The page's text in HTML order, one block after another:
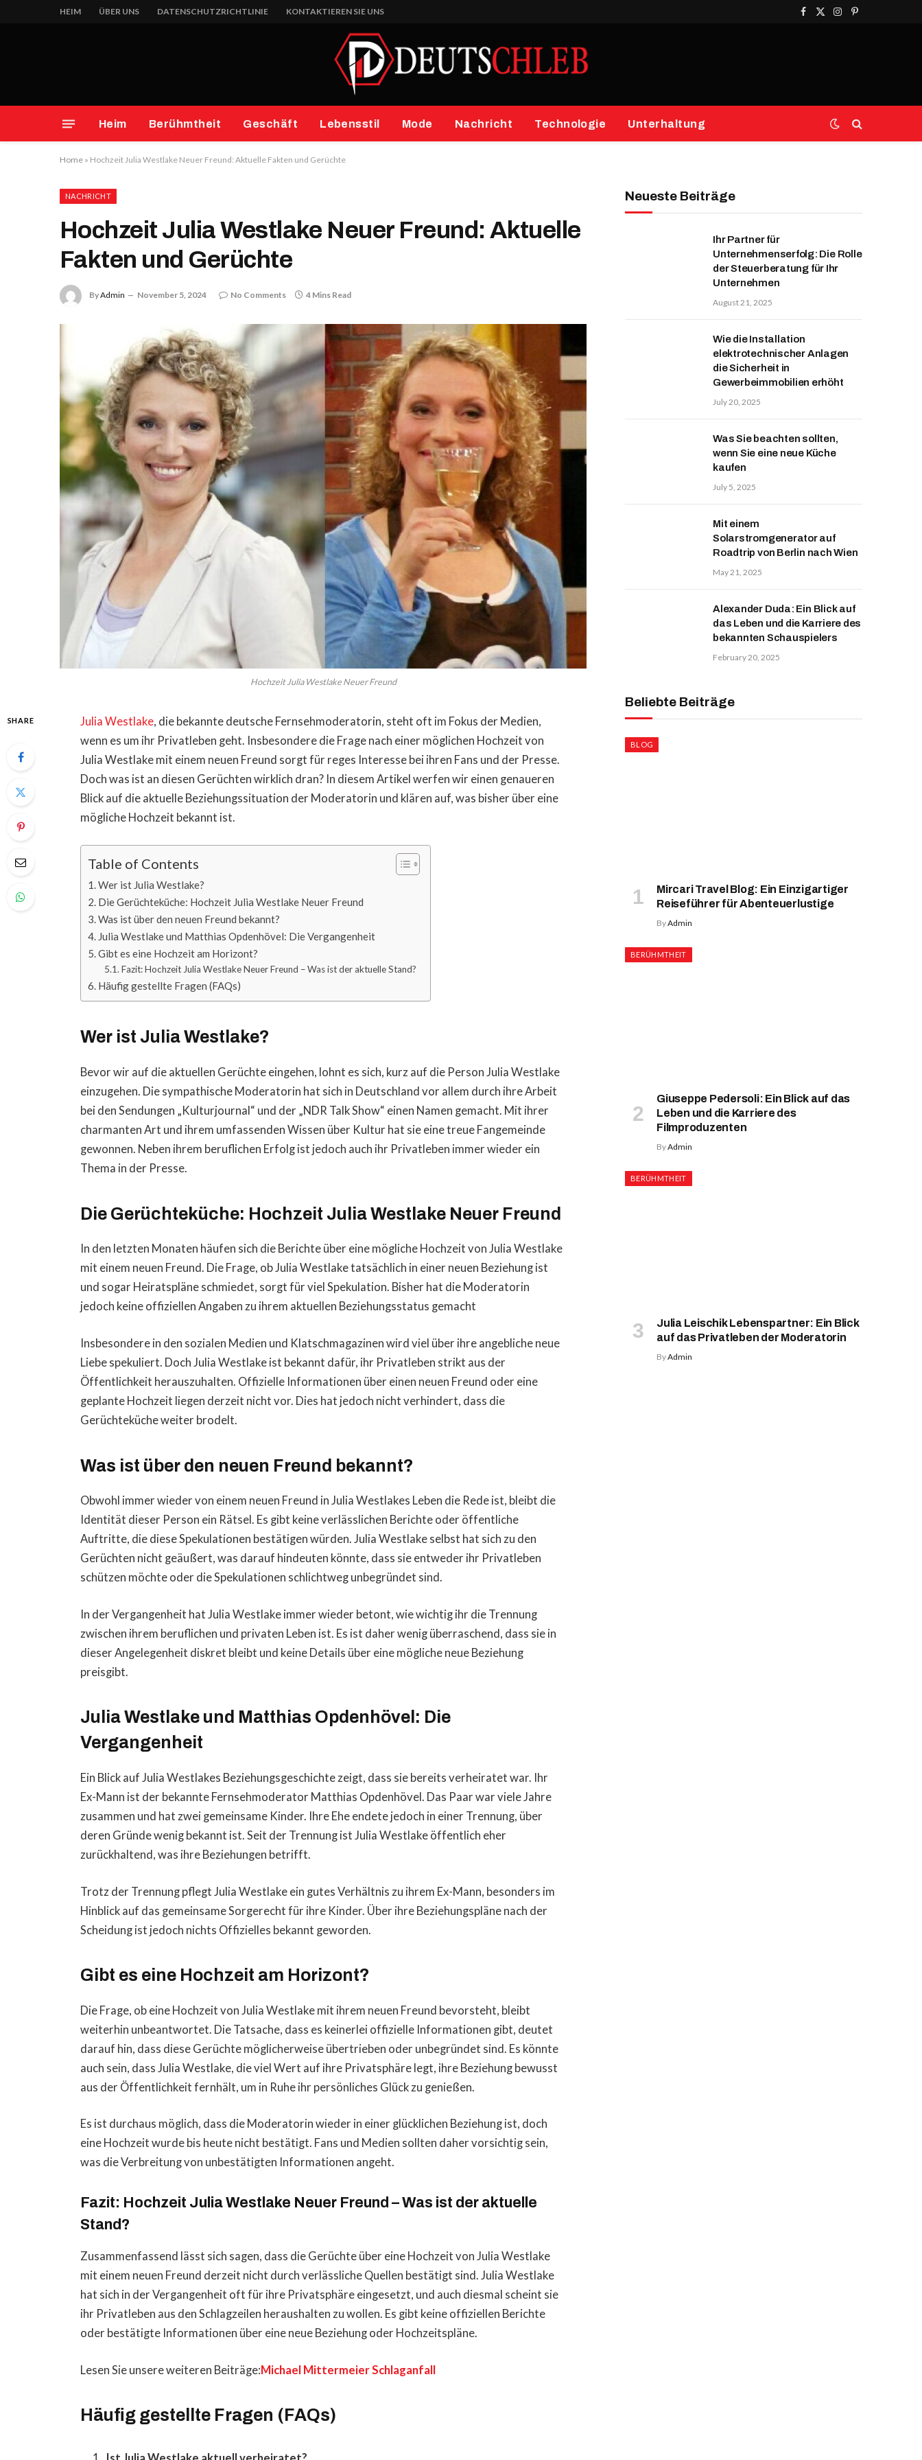
HEIM ÜBER UNS DATENSCHUTZRICHTLINIE KONTAKTIEREN SIE UNS
Facebook
X
Instagram
Pinterest
Heim Berühmtheit Geschäft Lebensstil Mode Nachricht Technologie Unterhaltung
Home » Hochzeit Julia Westlake Neuer Freund: Aktuelle Fakten und Gerüchte
NACHRICHT
Hochzeit Julia Westlake Neuer Freund: Aktuelle
Fakten und Gerüchte
ByAdmin November 5, 2024 No Comments 4 Mins Read
Hochzeit Julia Westlake Neuer Freund
SHARE Julia Westlake, die bekannte deutsche Fernsehmoderatorin, steht oft im Fokus der Medien,
wenn es um ihr Privatleben geht. Insbesondere die Frage nach einer möglichen Hochzeit von
Julia Westlake mit einem neuen Freund sorgt für reges Interesse bei ihren Fans und der Presse.
Doch was ist an diesen Gerüchten wirklich dran? In diesem Artikel werfen wir einen genaueren
Blick auf die aktuelle Beziehungssituation der Moderatorin und klären auf, was bisher über eine
mögliche Hochzeit bekannt ist.
Table of Contents
Wer ist Julia Westlake?
Die Gerüchteküche: Hochzeit Julia Westlake Neuer Freund
Was ist über den neuen Freund bekannt?
Julia Westlake und Matthias Opdenhövel: Die Vergangenheit
Gibt es eine Hochzeit am Horizont?
Fazit: Hochzeit Julia Westlake Neuer Freund – Was ist der aktuelle Stand?
Häufig gestellte Fragen (FAQs)
Wer ist Julia Westlake?
Bevor wir auf die aktuellen Gerüchte eingehen, lohnt es sich, kurz auf die Person Julia Westlake
einzugehen. Die sympathische Moderatorin hat sich in Deutschland vor allem durch ihre Arbeit
bei den Sendungen „Kulturjournal“ und der „NDR Talk Show“ einen Namen gemacht. Mit ihrer
charmanten Art und ihrem umfassenden Wissen über Kultur hat sie eine treue Fangemeinde
gewonnen. Neben ihrem beruflichen Erfolg ist jedoch auch ihr Privatleben immer wieder ein
Thema in der Presse.
Die Gerüchteküche: Hochzeit Julia Westlake Neuer Freund
In den letzten Monaten häufen sich die Berichte über eine mögliche Hochzeit von Julia Westlake
mit einem neuen Freund. Die Frage, ob Julia Westlake tatsächlich in einer neuen Beziehung ist
und sogar Heiratspläne schmiedet, sorgt für viel Spekulation. Bisher hat die Moderatorin
jedoch keine offiziellen Angaben zu ihrem aktuellen Beziehungsstatus gemacht
Insbesondere in den sozialen Medien und Klatschmagazinen wird viel über ihre angebliche neue
Liebe spekuliert. Doch Julia Westlake ist bekannt dafür, ihr Privatleben strikt aus der
Öffentlichkeit herauszuhalten. Offizielle Informationen über einen neuen Freund oder eine
geplante Hochzeit liegen derzeit nicht vor. Dies hat jedoch nicht verhindert, dass die
Gerüchteküche weiter brodelt.
Was ist über den neuen Freund bekannt?
Obwohl immer wieder von einem neuen Freund in Julia Westlakes Leben die Rede ist, bleibt die
Identität dieser Person ein Rätsel. Es gibt keine verlässlichen Berichte oder öffentliche
Auftritte, die diese Spekulationen bestätigen würden. Julia Westlake selbst hat sich zu den
Gerüchten nicht geäußert, was darauf hindeuten könnte, dass sie entweder ihr Privatleben
schützen möchte oder die Spekulationen schlichtweg unbegründet sind.
In der Vergangenheit hat Julia Westlake immer wieder betont, wie wichtig ihr die Trennung
zwischen ihrem beruflichen und privaten Leben ist. Es ist daher wenig überraschend, dass sie in
dieser Angelegenheit diskret bleibt und keine Details über eine mögliche neue Beziehung
preisgibt.
Julia Westlake und Matthias Opdenhövel: Die
Vergangenheit
Ein Blick auf Julia Westlakes Beziehungsgeschichte zeigt, dass sie bereits verheiratet war. Ihr
Ex-Mann ist der bekannte Fernsehmoderator Matthias Opdenhövel. Das Paar war viele Jahre
zusammen und hat zwei gemeinsame Kinder. Ihre Ehe endete jedoch in einer Trennung, über
deren Gründe wenig bekannt ist. Seit der Trennung ist Julia Westlake öffentlich eher
zurückhaltend, was ihre Beziehungen betrifft.
Trotz der Trennung pflegt Julia Westlake ein gutes Verhältnis zu ihrem Ex-Mann, besonders im
Hinblick auf das gemeinsame Sorgerecht für ihre Kinder. Über ihre Beziehungspläne nach der
Scheidung ist jedoch nichts Offizielles bekannt geworden.
Gibt es eine Hochzeit am Horizont?
Die Frage, ob eine Hochzeit von Julia Westlake mit ihrem neuen Freund bevorsteht, bleibt
weiterhin unbeantwortet. Die Tatsache, dass es keinerlei offizielle Informationen gibt, deutet
darauf hin, dass diese Gerüchte möglicherweise übertrieben oder unbegründet sind. Es könnte
auch sein, dass Julia Westlake, die viel Wert auf ihre Privatsphäre legt, ihre Beziehung bewusst
aus der Öffentlichkeit fernhält, um in Ruhe ihr persönliches Glück zu genießen.
Es ist durchaus möglich, dass die Moderatorin wieder in einer glücklichen Beziehung ist, doch
eine Hochzeit wurde bis heute nicht bestätigt. Fans und Medien sollten daher vorsichtig sein,
was die Verbreitung von unbestätigten Informationen angeht.
Fazit: Hochzeit Julia Westlake Neuer Freund – Was ist der aktuelle
Stand?
Zusammenfassend lässt sich sagen, dass die Gerüchte über eine Hochzeit von Julia Westlake
mit einem neuen Freund derzeit nicht durch verlässliche Quellen bestätigt sind. Julia Westlake
hat sich in der Vergangenheit oft für ihre Privatsphäre eingesetzt, und auch diesmal scheint sie
ihr Privatleben aus den Schlagzeilen heraushalten zu wollen. Es gibt keine offiziellen Berichte
oder bestätigte Informationen über eine neue Beziehung oder Hochzeitspläne.
Lesen Sie unsere weiteren Beiträge:Michael Mittermeier Schlaganfall
Häufig gestellte Fragen (FAQs)
Neueste Beiträge
Ihr Partner für
Unternehmenserfolg: Die Rolle
der Steuerberatung für Ihr
Unternehmen
August 21, 2025
Wie die Installation
elektrotechnischer Anlagen
die Sicherheit in
Gewerbeimmobilien erhöht
July 20, 2025
Was Sie beachten sollten,
wenn Sie eine neue Küche
kaufen
July 5, 2025
Mit einem
Solarstromgenerator auf
Roadtrip von Berlin nach Wien
May 21, 2025
Alexander Duda: Ein Blick auf
das Leben und die Karriere des
bekannten Schauspielers
February 20, 2025
Beliebte Beiträge
BLOG
Mircari Travel Blog: Ein Einzigartiger
Reiseführer für Abenteuerlustige
ByAdmin
BERÜHMTHEIT
Giuseppe Pedersoli: Ein Blick auf das
Leben und die Karriere des
Filmproduzenten
ByAdmin
BERÜHMTHEIT
Julia Leischik Lebenspartner: Ein Blick
auf das Privatleben der Moderatorin
ByAdmin